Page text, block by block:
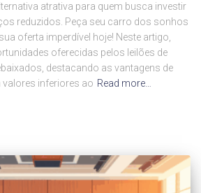
atrativa para quem busca investir
reduzidos. Peça seu carro dos sonhos
oferta imperdível hoje! Neste artigo,
oferecidas pelos leilões de
destacando as vantagens de
valores inferiores ao Read more…